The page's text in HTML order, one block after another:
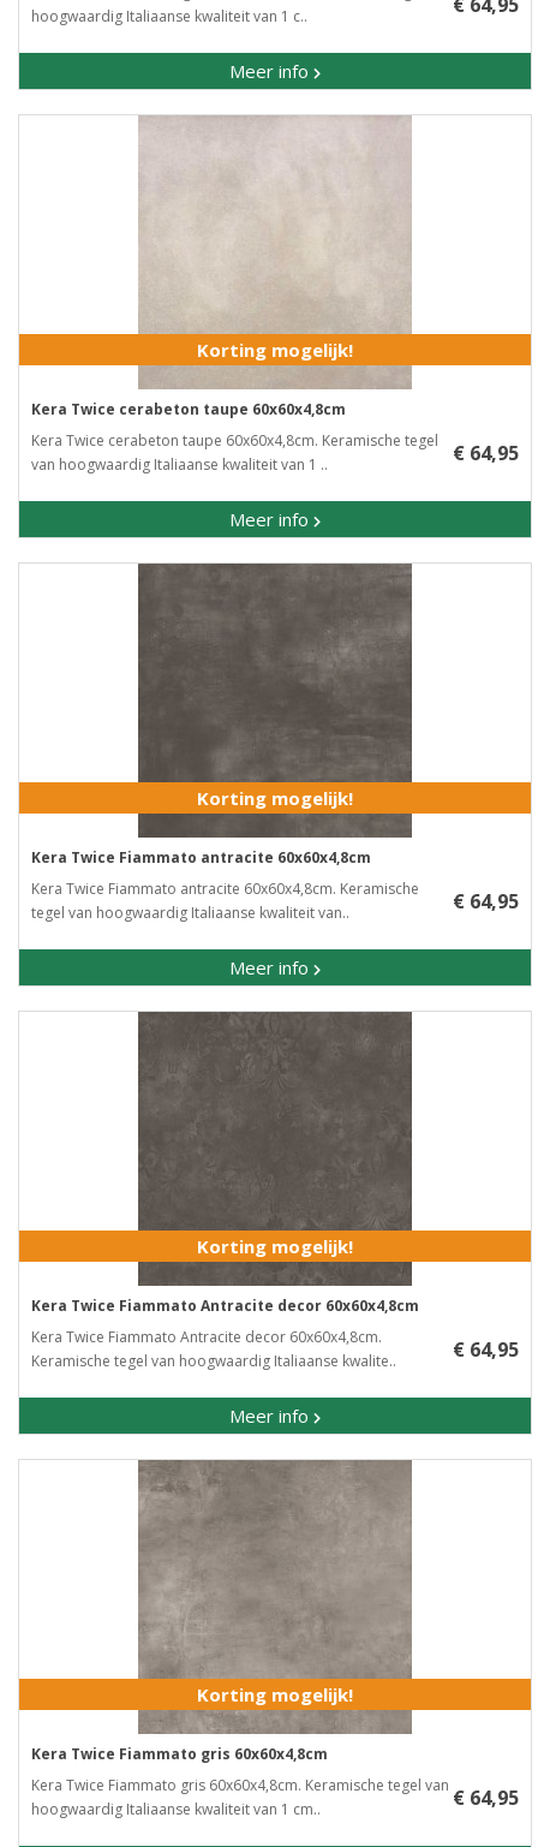
hoogwaardig Italiaanse kwaliteit van 1 c..
Meer info
Korting mogelijk!
Kera Twice cerabeton taupe 60x60x4,8cm
Kera Twice cerabeton taupe 60x60x4,8cm. Keramische tegel
van hoogwaardig Italiaanse kwaliteit van 1 ..
Meer info
€ 64,95
Korting mogelijk!
Kera Twice Fiammato antracite 60x60x4,8cm
Kera Twice Fiammato antracite 60x60x4,8cm. Keramische
tegel van hoogwaardig Italiaanse kwaliteit van..
Meer info
€ 64,95
Korting mogelijk!
Kera Twice Fiammato Antracite decor 60x60x4,8cm
Kera Twice Fiammato Antracite decor 60x60x4,8cm.
Keramische tegel van hoogwaardig Italiaanse kwalite..
Meer info
€ 64,95
Korting mogelijk!
Kera Twice Fiammato gris 60x60x4,8cm
Kera Twice Fiammato gris 60x60x4,8cm. Keramische tegel van
hoogwaardig Italiaanse kwaliteit van 1 cm..
€ 64,95